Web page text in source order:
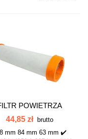
POWIETRZA
WEWNĘTRZNY...
44,85 zł
brutto
mm 84 mm 63 mm ✔️